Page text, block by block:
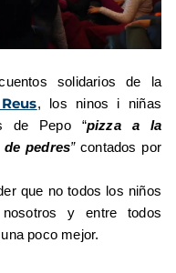
solidarios de la
, los ninos i niñas
de Pepo “pizza a la
de pedres”contados por
que no todos los niños
y entre todos
poco mejor.